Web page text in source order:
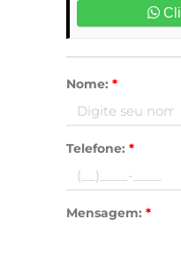
Nome: *
Telefone: *
Mensagem: *